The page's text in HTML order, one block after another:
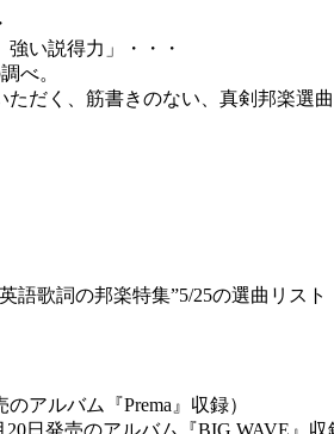
い説得力」・・・
べ。
だく、筋書きのない、真剣邦楽選曲
語歌詞の邦楽特集”5/25の選曲リスト
アルバム『Prema』収録）